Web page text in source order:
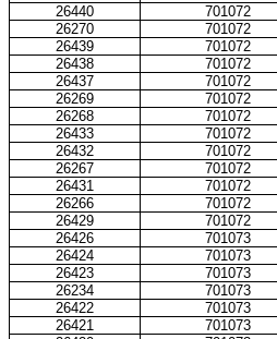
26440
701072
26270
701072
26439
701072
26438
701072
26437
701072
26269
701072
26268
701072
26433
701072
26432
701072
26267
701072
26431
701072
26266
701072
26429
701072
26426
701073
26424
701073
26423
701073
26234
701073
26422
701073
26421
701073